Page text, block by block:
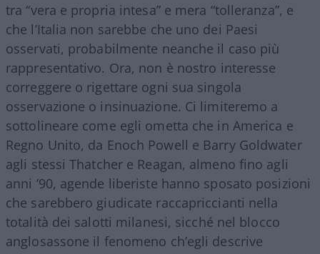
tra “vera e propria intesa” e mera “tolleranza”, e
che l’Italia non sarebbe che uno dei Paesi
osservati, probabilmente neanche il caso più
rappresentativo. Ora, non è nostro interesse
correggere o rigettare ogni sua singola
osservazione o insinuazione. Ci limiteremo a
sottolineare come egli ometta che in America e
Regno Unito, da Enoch Powell e Barry Goldwater
agli stessi Thatcher e Reagan, almeno fino agli
anni ’90, agende liberiste hanno sposato posizioni
che sarebbero giudicate raccapriccianti nella
totalità dei salotti milanesi, sicché nel blocco
anglosassone il fenomeno ch’egli descrive